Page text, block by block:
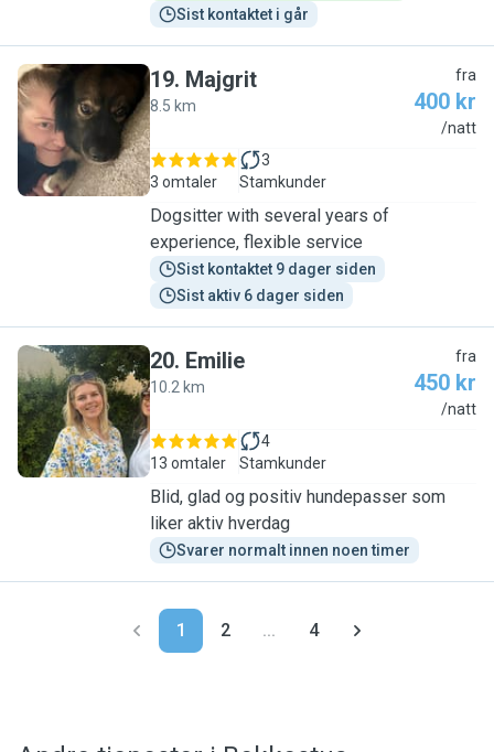
Sist kontaktet i går
M
19. Majgrit
8.5 km
fra
400 kr
/natt
3 omtaler
3
Stamkunder
Dogsitter with several years of
experience, flexible service
Sist kontaktet 9 dager siden
Sist aktiv 6 dager siden
E
20. Emilie
10.2 km
fra
450 kr
/natt
13 omtaler
4
Stamkunder
Blid, glad og positiv hundepasser som
liker aktiv hverdag
Svarer normalt innen noen timer
1 2 ... 4